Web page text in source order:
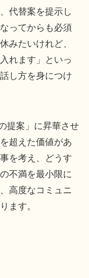
代替案を提示し
ってからも必須
みたいけれど、
れます」といっ
し方を身につけ
提案」に昇華させ
超えた価値があ
を考え、どうす
不満を最小限に
高度なコミュニ
ます。